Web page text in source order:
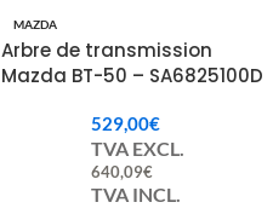
MAZDA
Arbre de transmission
Mazda BT-50 – SA6825100D
SA6825100G529,00€
TVA EXCL.
640,09€
TVA INCL.